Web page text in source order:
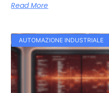
Read More
AUTOMAZIONE INDUSTRIALE